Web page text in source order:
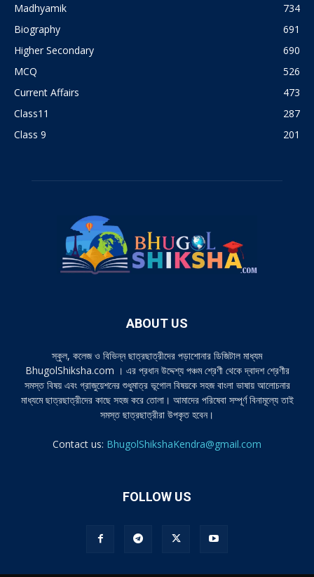
Madhyamik
734
Biography
691
Higher Secondary
690
MCQ
526
Current Affairs
473
Class11
287
Class 9
201
ABOUT US
স্কুল, কলেজ ও বিভিন্ন ছাত্রছাত্রীদের পড়াশোনার ডিজিটাল মাধ্যম
BhugolShiksha.com । এর প্রধান উদ্দেশ্য পঞ্চম শ্রেণী থেকে দ্বাদশ শ্রেণীর
সমস্ত বিষয় এবং গ্রাজুয়েশনের শুধুমাত্র ভূগোল বিষয়কে সহজ বাংলা ভাষায় আলোচনার
মাধ্যমে ছাত্রছাত্রীদের কাছে সহজ করে তোলা। আমাদের পরিষেবা সম্পূর্ণ বিনামূল্যে তাই
সমস্ত ছাত্রছাত্রীরা উপকৃত হবেন।
Contact us: BhugolShikshaKendra@gmail.com
FOLLOW US